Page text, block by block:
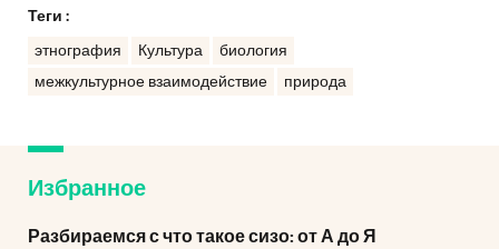
Теги :
этнография Культура
биология
межкультурное взаимодействие
природа
Избранное
Разбираемся с что такое сизо: от А до Я